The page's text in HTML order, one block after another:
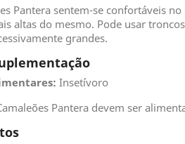
Pantera sentem-se confortáveis
altas do mesmo. Pode usar
grandes.
Insetívoro
Pantera devem ser